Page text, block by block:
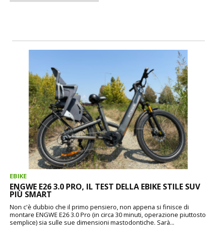
EBIKE
ENGWE E26 3.0 PRO, IL TEST DELLA EBIKE STILE SUV
PIÙ SMART
Non c'è dubbio che il primo pensiero, non appena si finisce di
montare ENGWE E26 3.0 Pro (in circa 30 minuti, operazione piuttosto
semplice) sia sulle sue dimensioni mastodontiche. Sarà...